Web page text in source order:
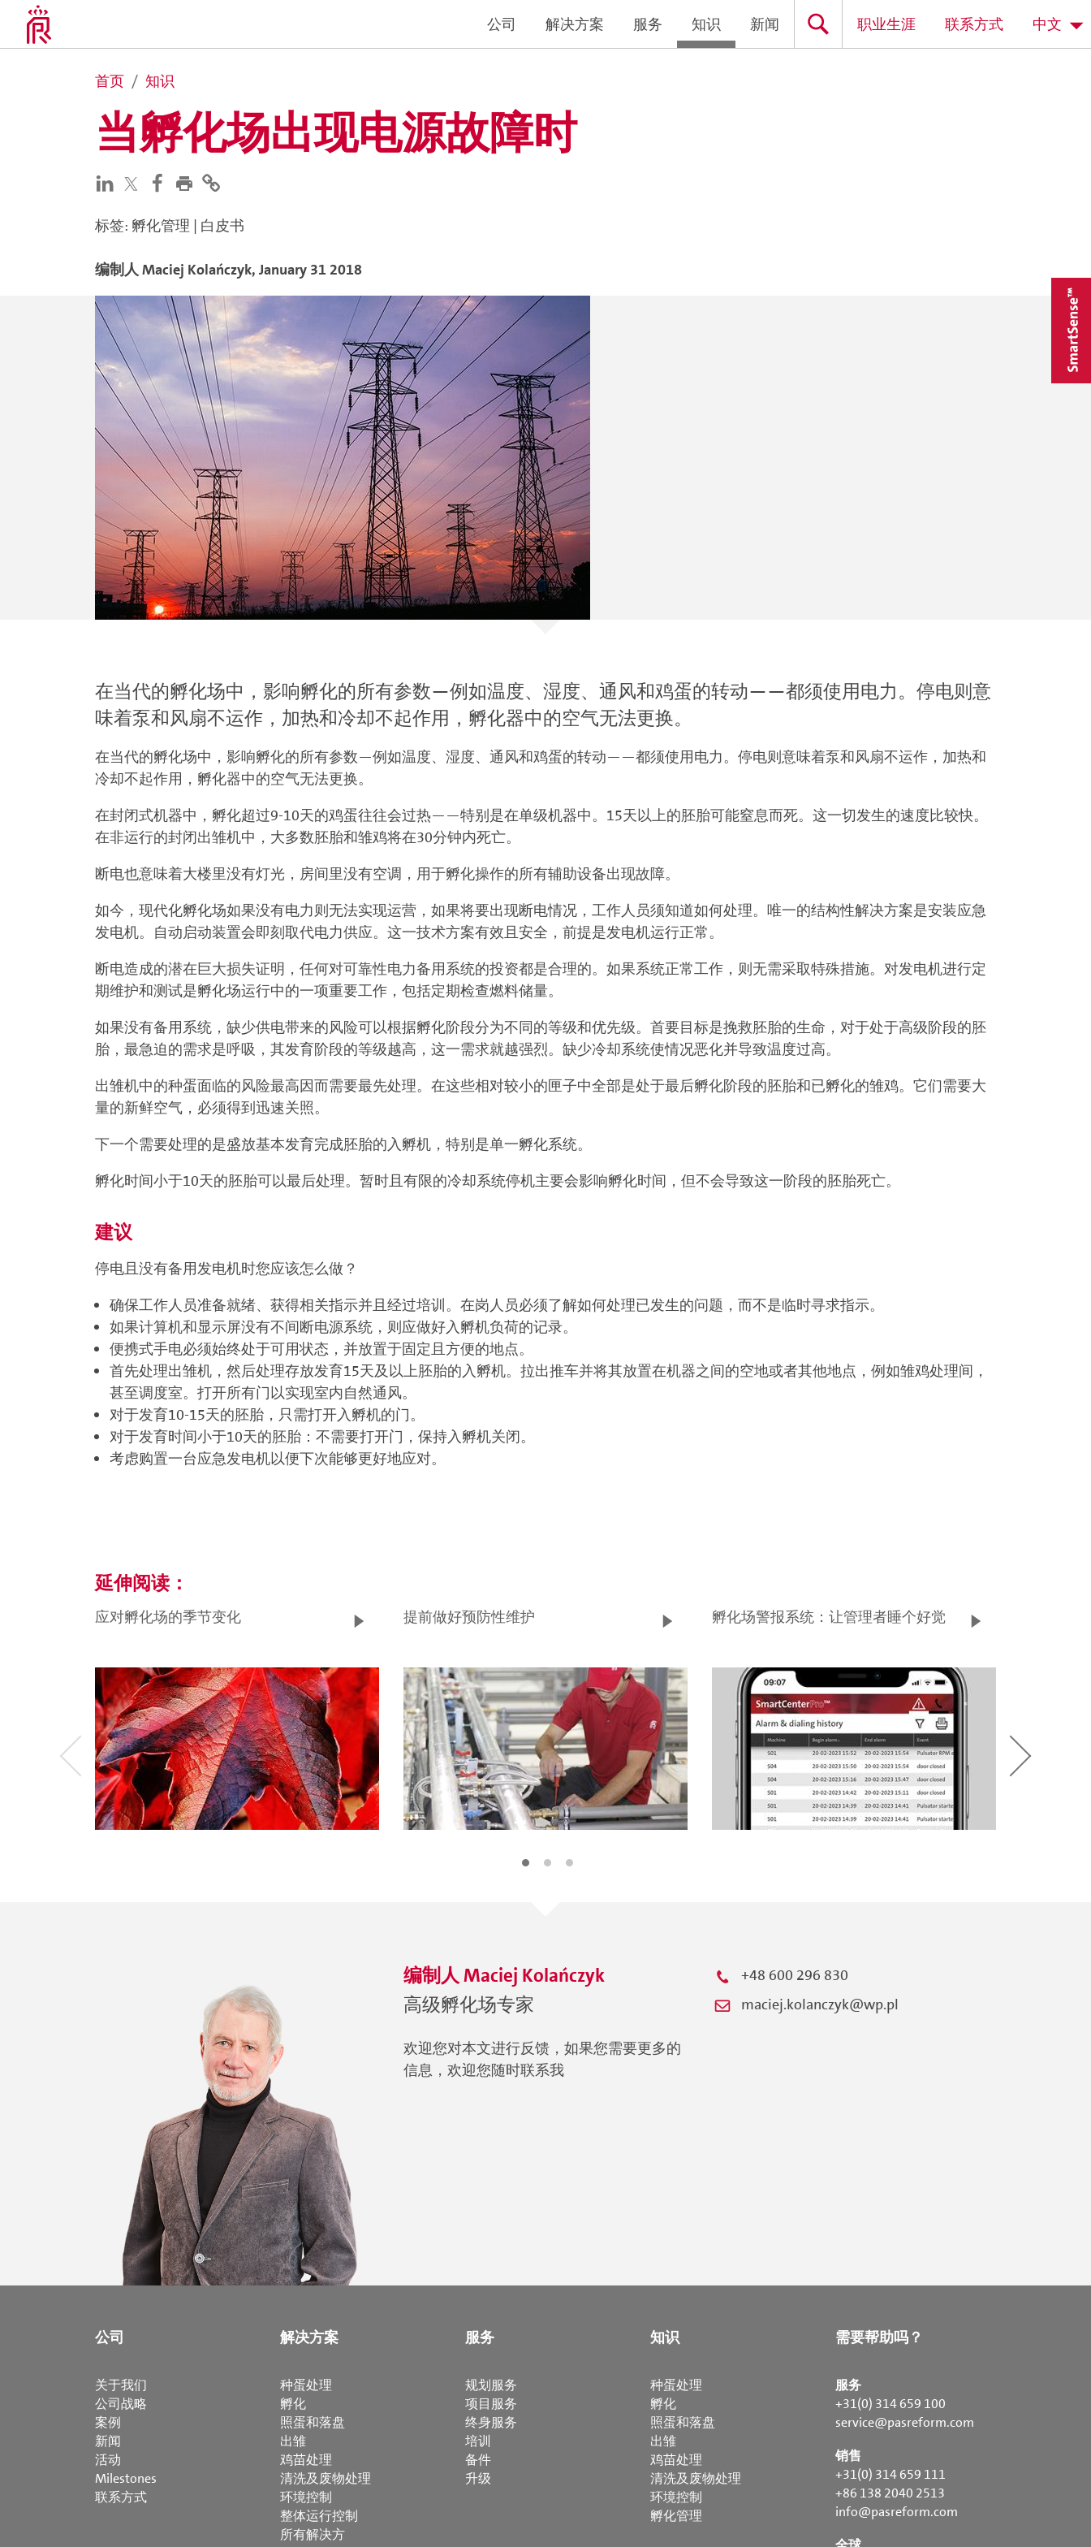
公司 解决方案 服务 知识 新闻 职业生涯 联系方式 中文
首页 知识
当孵化场出现电源故障时
标签: 孵化管理 | 白皮书
编制人Maciej Kolańczyk, January 31 2018
在当代的孵化场中，影响孵化的所有参数—例如温度、湿度、通风和鸡蛋的转动——都须使用电力。停电则意
味着泵和风扇不运作，加热和冷却不起作用，孵化器中的空气无法更换。
在当代的孵化场中，影响孵化的所有参数—例如温度、湿度、通风和鸡蛋的转动——都须使用电力。停电则意味着泵和风扇不运作，加热和
冷却不起作用，孵化器中的空气无法更换。
在封闭式机器中，孵化超过9-10天的鸡蛋往往会过热——特别是在单级机器中。15天以上的胚胎可能窒息而死。这一切发生的速度比较快。
在非运行的封闭出雏机中，大多数胚胎和雏鸡将在30分钟内死亡。
断电也意味着大楼里没有灯光，房间里没有空调，用于孵化操作的所有辅助设备出现故障。
如今，现代化孵化场如果没有电力则无法实现运营，如果将要出现断电情况，工作人员须知道如何处理。唯一的结构性解决方案是安装应急
发电机。自动启动装置会即刻取代电力供应。这一技术方案有效且安全，前提是发电机运行正常。
断电造成的潜在巨大损失证明，任何对可靠性电力备用系统的投资都是合理的。如果系统正常工作，则无需采取特殊措施。对发电机进行定
期维护和测试是孵化场运行中的一项重要工作，包括定期检查燃料储量。
如果没有备用系统，缺少供电带来的风险可以根据孵化阶段分为不同的等级和优先级。首要目标是挽救胚胎的生命，对于处于高级阶段的胚
胎，最急迫的需求是呼吸，其发育阶段的等级越高，这一需求就越强烈。缺少冷却系统使情况恶化并导致温度过高。
出雏机中的种蛋面临的风险最高因而需要最先处理。在这些相对较小的匣子中全部是处于最后孵化阶段的胚胎和已孵化的雏鸡。它们需要大
量的新鲜空气，必须得到迅速关照。
下一个需要处理的是盛放基本发育完成胚胎的入孵机，特别是单一孵化系统。
孵化时间小于10天的胚胎可以最后处理。暂时且有限的冷却系统停机主要会影响孵化时间，但不会导致这一阶段的胚胎死亡。
建议
停电且没有备用发电机时您应该怎么做？
确保工作人员准备就绪、获得相关指示并且经过培训。在岗人员必须了解如何处理已发生的问题，而不是临时寻求指示。
如果计算机和显示屏没有不间断电源系统，则应做好入孵机负荷的记录。
便携式手电必须始终处于可用状态，并放置于固定且方便的地点。
首先处理出雏机，然后处理存放发育15天及以上胚胎的入孵机。拉出推车并将其放置在机器之间的空地或者其他地点，例如雏鸡处理间，
甚至调度室。打开所有门以实现室内自然通风。
对于发育10-15天的胚胎，只需打开入孵机的门。
对于发育时间小于10天的胚胎：不需要打开门，保持入孵机关闭。
考虑购置一台应急发电机以便下次能够更好地应对。
延伸阅读：
应对孵化场的季节变化 提前做好预防性维护 孵化场警报系统：让管理者睡个好觉
编制人 Maciej Kolańczyk
高级孵化场专家
欢迎您对本文进行反馈，如果您需要更多的
信息，欢迎您随时联系我
+48 600 296 830
maciej.kolanczyk@wp.pl
公司
关于我们
公司战略
案例
新闻
活动
Milestones
联系方式
解决方案
种蛋处理
孵化
照蛋和落盘
出雏
鸡苗处理
清洗及废物处理
环境控制
整体运行控制
所有解决方
服务
规划服务
项目服务
终身服务
培训
备件
升级
知识
种蛋处理
孵化
照蛋和落盘
出雏
鸡苗处理
清洗及废物处理
环境控制
孵化管理
需要帮助吗？
服务
+31(0) 314 659 100
service@pasreform.com
销售
+31(0) 314 659 111
+86 138 2040 2513
info@pasreform.com